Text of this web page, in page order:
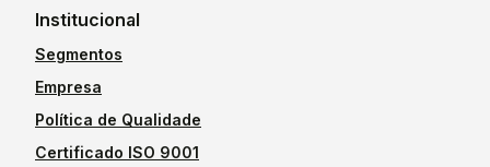
Institucional
Segmentos
Empresa
Política de Qualidade
Certificado ISO 9001